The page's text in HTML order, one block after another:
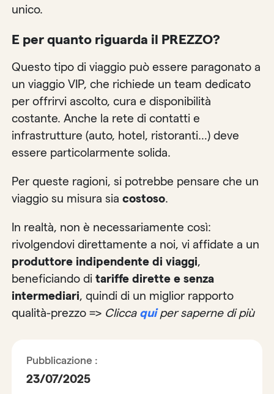
unico.
E per quanto riguarda il PREZZO?
Questo tipo di viaggio può essere paragonato a
un viaggio VIP, che richiede un team dedicato
per offrirvi ascolto, cura e disponibilità
costante. Anche la rete di contatti e
infrastrutture (auto, hotel, ristoranti…) deve
essere particolarmente solida.
Per queste ragioni, si potrebbe pensare che un
viaggio su misura siacostoso.
In realtà, non è necessariamente così:
rivolgendovi direttamente a noi, vi affidate a un
produttore indipendente di viaggi,
beneficiando ditariffe dirette e senza
intermediari, quindi di un miglior rapporto
qualità-prezzo => Clicca quiper saperne di più
Pubblicazione :
23/07/2025